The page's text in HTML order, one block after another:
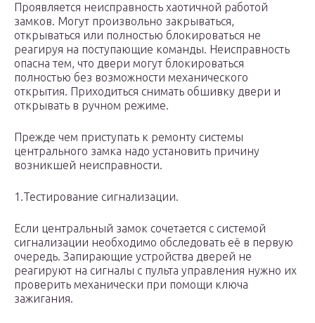
Проявляется неисправность хаотичной работой
замков. Могут произвольно закрываться,
открываться или полностью блокироваться не
реагируя на поступающие команды. Неисправность
опасна тем, что двери могут блокироваться
полностью без возможности механического
открытия. Приходиться снимать обшивку двери и
открывать в ручном режиме.
Прежде чем приступать к ремонту системы
центрального замка надо установить причину
возникшей неисправности.
1.Тестирование сигнализации.
Если центральный замок сочетается с системой
сигнализации необходимо обследовать её в первую
очередь. Запирающие устройства дверей не
реагируют на сигналы с пульта управления нужно их
проверить механически при помощи ключа
зажигания.